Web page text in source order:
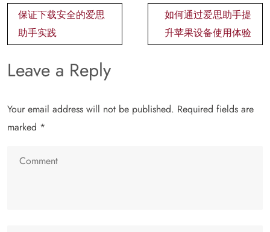
Post
navigation
保证下载安全的爱思
助手实践
如何通过爱思助手提
升苹果设备使用体验
Leave a Reply
Your email address will not be published. Required fields are
marked *